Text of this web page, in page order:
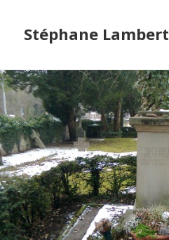
Stéphane Lambert